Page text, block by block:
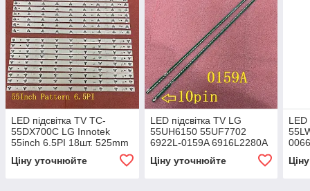
LED підсвітка TV TC-
55DX700C LG Innotek
55inch 6.5PI 18шт. 525mm
Ціну уточнюйте
LED підсвітка TV LG
55UH6150 55UF7702
6922L-0159A 6916L2280A
Ціну уточнюйте
LED